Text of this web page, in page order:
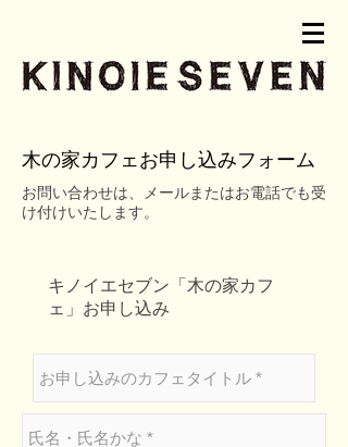
木の家カフェお申し込みフォーム
​お問い合わせは、メールまたはお電話でも受
け付けいたします。
​キノイエセブン「木の家カフ
ェ」お申し込み